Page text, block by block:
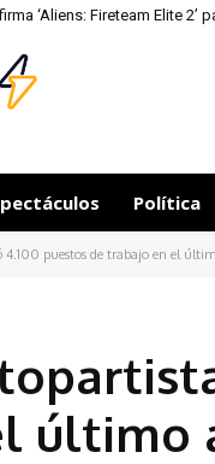
‘Aliens: Fireteam Elite 2’
Política
4.100 puestos de trabajo en el
último